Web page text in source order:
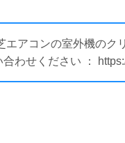
エアコンの室外機のク
合わせください ：